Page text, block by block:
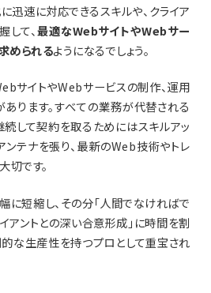
迅速に対応できるスキルや、クライア
て、最適なWebサイトやWebサー
められるようになるでしょう。
サイトやWebサービスの制作、運用
ります。すべての業務が代替される
続して契約を取るためにはスキルアッ
ンテナを張り、最新のWeb技術やトレ
切です。
に短縮し、その分「人間でなければで
アントとの深い合意形成」に時間を割
的な生産性を持つプロとして重宝され